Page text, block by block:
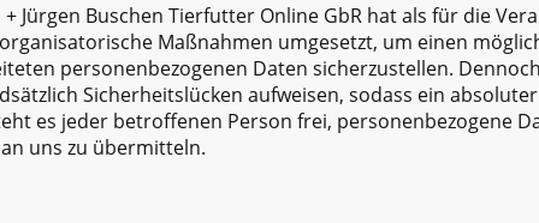
+ Jürgen Buschen Tierfutter Online GbR hat als für die
Maßnahmen umgesetzt, um einen
personenbezogenen Daten sicherzustellen.
Sicherheitslücken aufweisen, sodass ein
es jeder betroffenen Person frei, personenbezogene
uns zu übermitteln.